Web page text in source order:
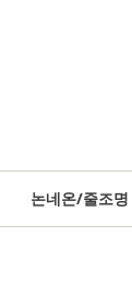
논네온/줄조명